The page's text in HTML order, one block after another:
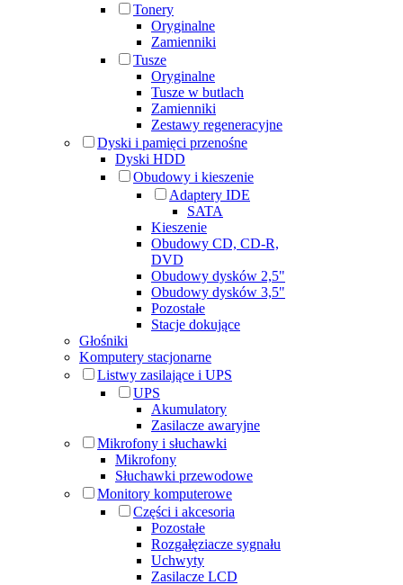
Tonery
Oryginalne
Zamienniki
Tusze
Oryginalne
Tusze w butlach
Zamienniki
Zestawy regeneracyjne
Dyski i pamięci przenośne
Dyski HDD
Obudowy i kieszenie
Adaptery IDE
SATA
Kieszenie
Obudowy CD, CD-R,
DVD
Obudowy dysków 2,5"
Obudowy dysków 3,5"
Pozostałe
Stacje dokujące
Głośniki
Komputery stacjonarne
Listwy zasilające i UPS
UPS
Akumulatory
Zasilacze awaryjne
Mikrofony i słuchawki
Mikrofony
Słuchawki przewodowe
Monitory komputerowe
Części i akcesoria
Pozostałe
Rozgałęziacze sygnału
Uchwyty
Zasilacze LCD